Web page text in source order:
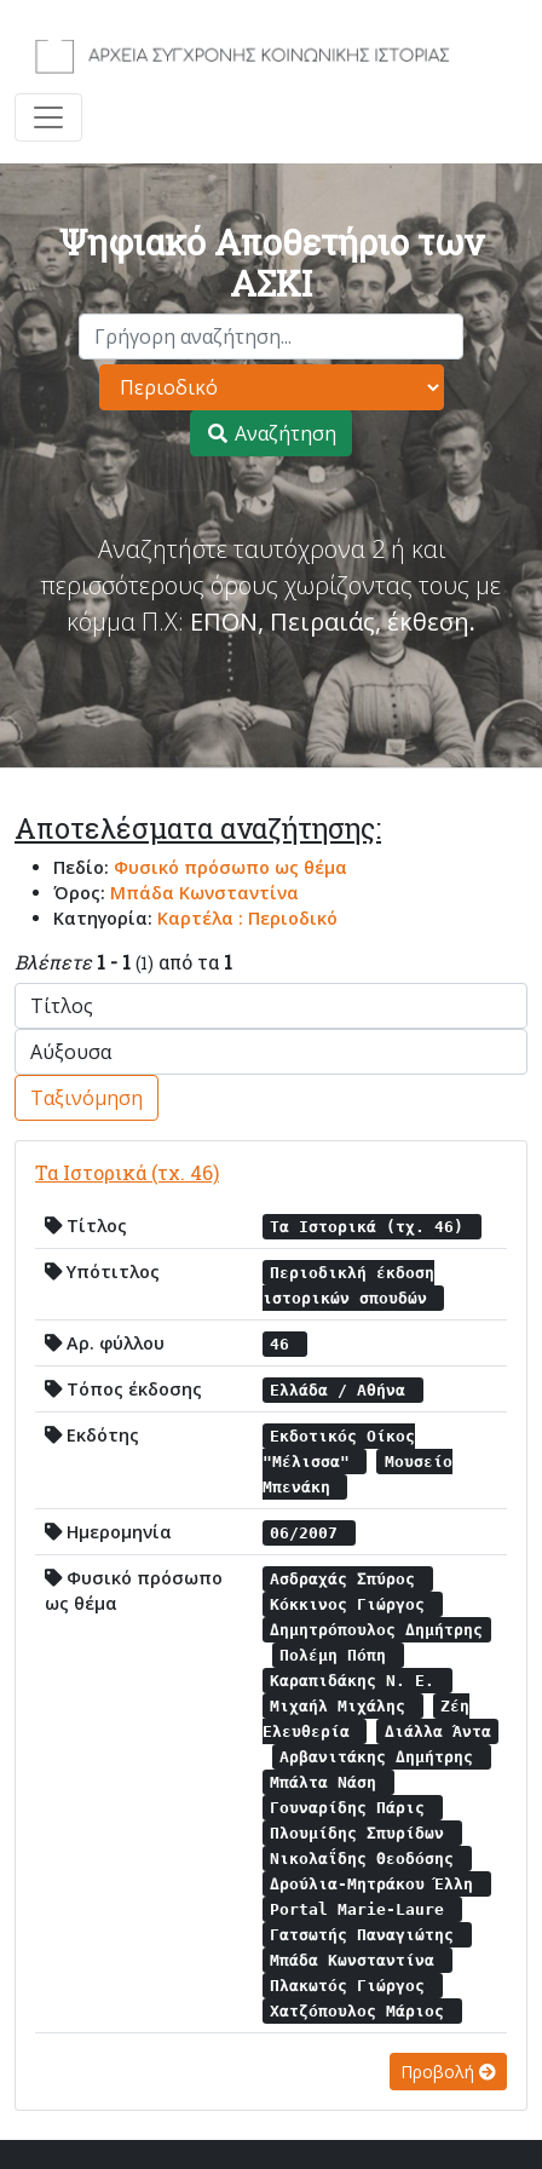
Ψηφιακό Αποθετήριο των
ΑΣΚΙ
Αναζήτηση
Αναζητήστε ταυτόχρονα 2 ή και
περισσότερους όρους χωρίζοντας τους με
κόμμα Π.Χ: ΕΠΟΝ, Πειραιάς, έκθεση.
Αποτελέσματα αναζήτησης:
Πεδίο: Φυσικό πρόσωπο ως θέμα
Όρος: Μπάδα Κωνσταντίνα
Κατηγορία: Καρτέλα : Περιοδικό
Βλέπετε 1 - 1 (1) από τα 1
Ταξινόμηση
Τα Ιστορικά (τχ. 46)
Τίτλος Τα Ιστορικά (τχ. 46)
Υπότιτλος
Περιοδικλή έκδοση
ιστορικών σπουδών
Αρ. φύλλου 46
Τόπος έκδοσης Ελλάδα / Αθήνα
Εκδότης
Εκδοτικός Οίκος
"Μέλισσα"
Μουσείο
Μπενάκη
Ημερομηνία 06/2007
Φυσικό πρόσωπο
ως θέμα
Ασδραχάς Σπύρος
Κόκκινος Γιώργος
Δημητρόπουλος Δημήτρης
Πολέμη Πόπη
Καραπιδάκης Ν. Ε.
Μιχαήλ Μιχάλης
Ζέη
Ελευθερία
Διάλλα Άντα
Αρβανιτάκης Δημήτρης
Μπάλτα Νάση
Γουναρίδης Πάρις
Πλουμίδης Σπυρίδων
Νικολαΐδης Θεοδόσης
Δρούλια-Μητράκου Έλλη
Portal Marie-Laure
Γατσωτής Παναγιώτης
Μπάδα Κωνσταντίνα
Πλακωτός Γιώργος
Χατζόπουλος Μάριος
Προβολή